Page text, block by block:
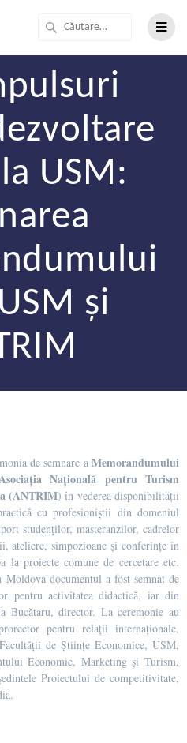
USM:
și
de semnare a Memorandumului
Națională pentru Turism
(ANTRIM) în vederea disponibilității
cu profesioniștii din domeniul
studenților, masteranzilor, cadrelor
ateliere, simpozioane și conferințe în
proiecte comune de cercetare etc.
documentul a fost semnat de
pentru activitatea didactică, iar din
director. La ceremonie au
pentru relații internaționale,
de Științe Economice, USM,
Economie, Marketing și Turism,
Proiectului de competitivitate,